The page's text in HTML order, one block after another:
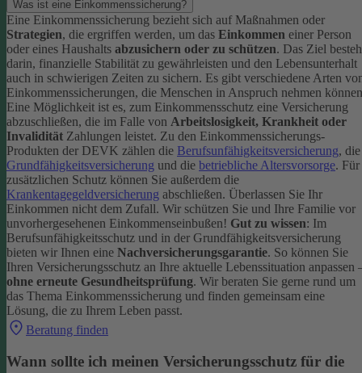
Was ist eine Einkommenssicherung?
Eine Einkommenssicherung bezieht sich auf Maßnahmen oder
Strategien, die ergriffen werden, um das Einkommen einer Person
oder eines Haushalts abzusichern oder zu schützen. Das Ziel
darin, finanzielle Stabilität zu gewährleisten und den Lebensunterhalt
auch in schwierigen Zeiten zu sichern. Es gibt verschiedene Arten
Einkommenssicherungen, die Menschen in Anspruch nehmen
Eine Möglichkeit ist es, zum Einkommensschutz eine Versicherung
abzuschließen, die im Falle von Arbeitslosigkeit, Krankheit oder
Invalidität Zahlungen leistet. Zu den Einkommenssicherungs-
Produkten der DEVK zählen die Berufsunfähigkeitsversicherung, die
Grundfähigkeitsversicherung und die betriebliche Altersvorsorge. Für
zusätzlichen Schutz können Sie außerdem die
Krankentagegeldversicherung abschließen. Überlassen Sie Ihr
Einkommen nicht dem Zufall. Wir schützen Sie und Ihre Familie vor
unvorhergesehenen Einkommenseinbußen! Gut zu wissen: Im
Berufsunfähigkeitsschutz und in der Grundfähigkeitsversicherung
bieten wir Ihnen eine Nachversicherungsgarantie. So können Sie
Ihren Versicherungsschutz an Ihre aktuelle Lebenssituation anpassen
ohne erneute Gesundheitsprüfung. Wir beraten Sie gerne rund um
das Thema Einkommenssicherung und finden gemeinsam eine
Lösung, die zu Ihrem Leben passt.
Beratung finden
Wann sollte ich meinen Versicherungsschutz für die